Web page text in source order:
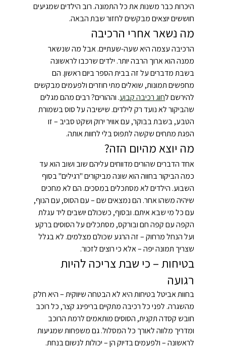
היכרות כבר משנות את כל התמונה. רוב הילדים שמגיעים
חוששים יוצאים מבקשים לחזור שבת הבאה.
מה נשאר אחרי הרכיבה
הרכיבה עצמה היא שעה-שעתיים. אבל מה שנשאר
ממנה הוא ארוך הרבה יותר. ילדים שרכבו לראשונה
בשבת מדברים על זה בבית הספר ביום ראשון. הם
מחפשים תמונות, שואלים מתי חוזרים ולפעמים מבקשים
להירשם לחוג רכיבה קבוע. וההורים? רבים מהם מגלים
שהביקור לא נועד רק לילדים. שישיבה על סוס בשמורת
הטבע, בשבת בבוקר, עם אוויר ירוק ושקט סביב – זו
הפגת מתחים שקשה לתפוס בלי לחוות אותה.
מה יוצא מהיום הזה?
אחד הדברים שהורים מדווחים עליהם שוב ושוב הוא עד
כמה הביקור בחווה הוא שונה מביקורים "רגילים" בסוף
השבוע. הילדים לא מסתכלים במסכים. הם לא מחכים
שיהיה משהו אחר. הם נמצאים שם – עם הסוס, עם הנוף,
עם כל מי שבא איתם. ובסוף, כשכולם יושבים ליד עגלת
הקפה עם קפה חם ובורקס, מסתכלים על הסוסים ברקע
ועל הנחל מרחוק – זה הרגע שכולם מצלמים. לא בגלל
שצריך תמונה יפה – אלא כי רוצים לזכור.
בטיחות – כי שבת צריכה להיות
רגועה
בחוות אביטל בטיחות היא לא הבטחה שיווקית – היא חלק
מהשגרה. לפני כל רכיבה מתקיים בריפינג קצר, כל רוכב
חובש קסדה תקנית, הסוסים מותאמים לרמת הרוכב
ומדריך מלווה לאורך כל המסלול. גם משפחות שמגיעות
לראשונה – ולפעמים בדיוק הן – יכולות לנשום בנחת.